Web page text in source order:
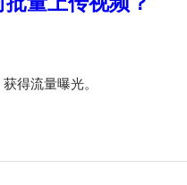
得流量曝光。